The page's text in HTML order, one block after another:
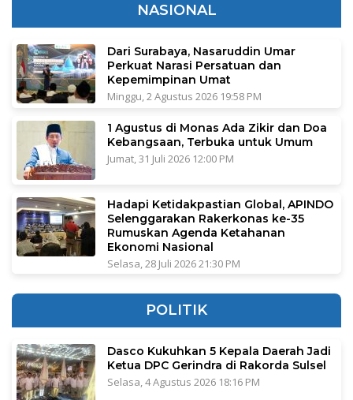
NASIONAL
Dari Surabaya, Nasaruddin Umar
Perkuat Narasi Persatuan dan
Kepemimpinan Umat
Minggu, 2 Agustus 2026 19:58 PM
1 Agustus di Monas Ada Zikir dan Doa
Kebangsaan, Terbuka untuk Umum
Jumat, 31 Juli 2026 12:00 PM
Hadapi Ketidakpastian Global, APINDO
Selenggarakan Rakerkonas ke-35
Rumuskan Agenda Ketahanan
Ekonomi Nasional
Selasa, 28 Juli 2026 21:30 PM
POLITIK
Dasco Kukuhkan 5 Kepala Daerah Jadi
Ketua DPC Gerindra di Rakorda Sulsel
Selasa, 4 Agustus 2026 18:16 PM